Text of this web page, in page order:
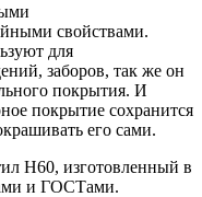
свойствами.
для
заборов, так же он
покрытия. И
покрытие сохранится
его сами.
Н60, изготовленный в
и ГОСТами.